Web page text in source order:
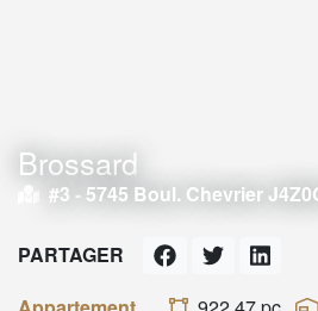
Brossard
#3 -5745 Boul. Chevrier
PARTAGER